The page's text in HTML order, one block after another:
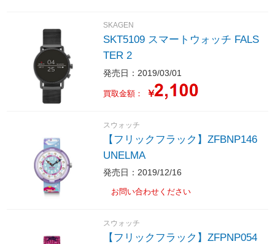
SKAGEN
SKT5109 スマートウォッチ FALS
TER 2
発売日：2019/03/01
買取金額： ￥
スウォッチ
【フリックフラック】ZFBNP146
UNELMA
発売日：2019/12/16
お問い合わせください
スウォッチ
【フリックフラック】ZFPNP054